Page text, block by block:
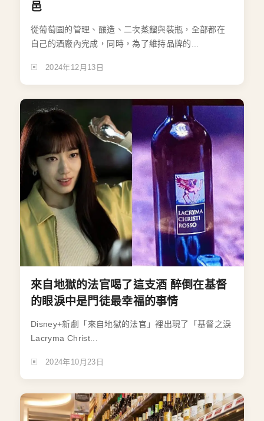
邑
從葡萄園的管理、釀造、二次蒸餾與裝瓶，全部都在
自己的酒廠內完成，同時，為了維持品牌的...
2024年12月13日
來自地獄的法官喝了這支酒 醉倒在基督
的眼淚中是門徒最幸福的事情
Disney+新劇「來自地獄的法官」裡出現了「基督之淚
Lacryma Christ...
2024年10月23日